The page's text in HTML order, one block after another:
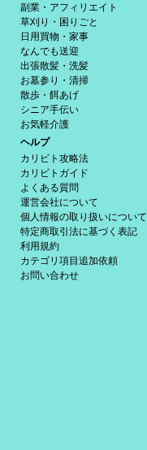
副業・アフィリエイト
草刈り・困りごと
日用買物・家事
なんでも送迎
出張散髪・洗髪
お墓参り・清掃
散歩・餌あげ
シニア手伝い
お気軽介護
ヘルプ
カリビト攻略法
カリビトガイド
よくある質問
運営会社について
個人情報の取り扱いについて
特定商取引法に基づく表記
利用規約
カテゴリ項目追加依頼
お問い合わせ